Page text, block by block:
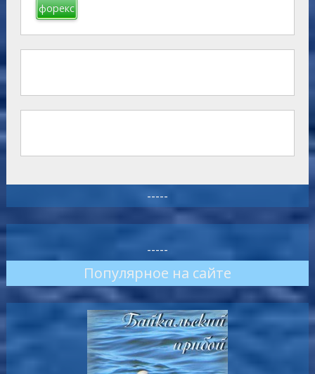
форекс
-----
-----
Популярное на сайте